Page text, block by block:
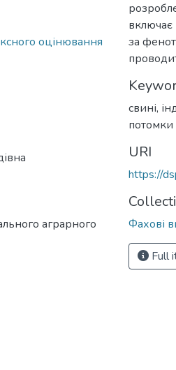
оцінювання
аграрного
включає
за
свині,
потомки
URI
https://
Фахові
Full